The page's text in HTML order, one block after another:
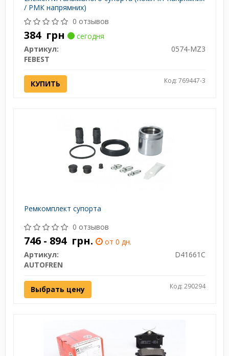
/ РМК напрямних)
0 отзывов
384 грн
сегодня
Артикул:
0574-MZ3
FEBEST
КУПИТЬ Код: 769447-3
Ремкомплект супорта
0 отзывов
746 - 894 грн.
от 0 дн.
Артикул:
D41661C
AUTOFREN
Выбрать цену Код: 290294